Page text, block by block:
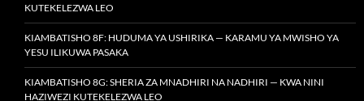
KUTEKELEZWA LEO
KIAMBATISHO 8F: HUDUMA YA USHIRIKA — KARAMU YA MWISHO YA
YESU ILIKUWA PASAKA
KIAMBATISHO 8G: SHERIA ZA MNADHIRI NA NADHIRI — KWA NINI
HAZIWEZI KUTEKELEZWA LEO